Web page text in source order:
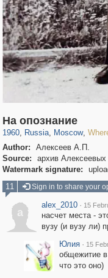
На опознание
1960, Russia
1,407,361
, Moscow
319,882 8,286
,
Author:
Алексеев А.П.
Source:
архив Алексеевых
Watermark signature:
11
Sign in to share your
a
alex_2010 · 15
насчет места -
вузу (и вузу ли)
Юлия · 15
общежитие в
что это оно)